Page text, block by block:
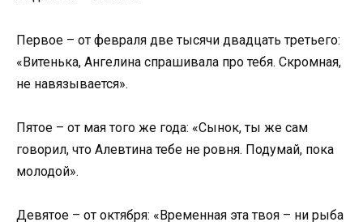
Первое – от февраля две тысячи двадцать третьего:
«Витенька, Ангелина спрашивала про тебя. Скромная,
не навязывается».
Пятое – от мая того же года: «Сынок, ты же сам
говорил, что Алевтина тебе не ровня. Подумай, пока
молодой».
Девятое – от октября: «Временная эта твоя – ни рыба